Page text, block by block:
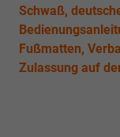
Schwaß,
Fußmatten,
Zulassung auf